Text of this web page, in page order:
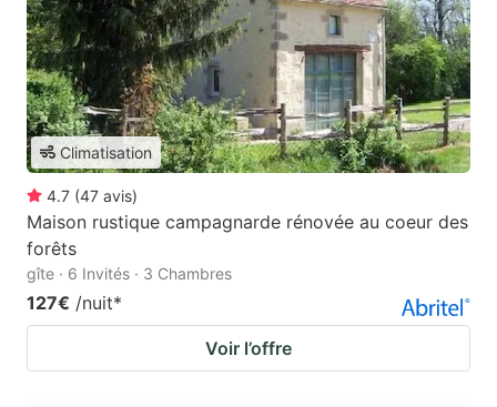
Climatisation
4.7 (47 avis)
Maison rustique campagnarde rénovée au coeur des
forêts
gîte · 6 Invités · 3 Chambres
127€ /nuit*
Voir l’offre